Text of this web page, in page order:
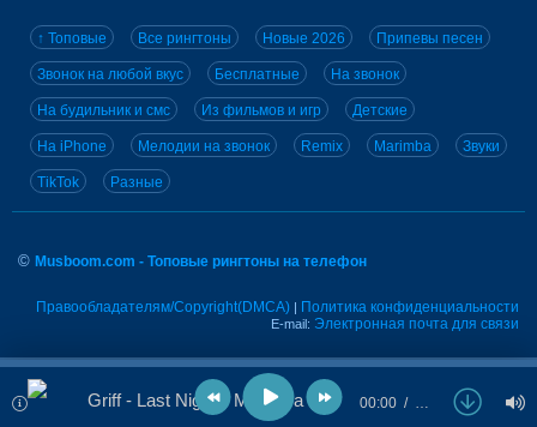
↑ Топовые Все рингтоны Новые 2026 Припевы песен
Звонок на любой вкус Бесплатные На звонок
На будильник и смс Из фильмов и игр Детские
На iPhone Мелодии на звонок Remix Marimba Звуки
TikTok Разные
© Musboom.com - Топовые рингтоны на телефон
Правообладателям/Copyright(DMCA) | Политика конфиденциальности
E-mail: Электронная почта для связи
Griff - Last Night's Mascara (Slowed Down) 00:00 …